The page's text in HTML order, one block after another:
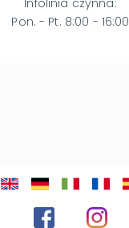
Infolinia czynna:
Pon. - Pt. 8:00 - 16:00